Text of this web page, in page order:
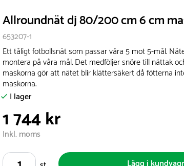
Allroundnät dj 80/200 cm 6 cm
653207-1
Ett tåligt fotbollsnät som passar våra 5 mot 5-mål.
montera på våra mål. Det medföljer snöre till nättak
maskorna gör att nätet blir klättersäkert då fötterna
maskorna.
I lager
1 744 kr
Inkl. moms